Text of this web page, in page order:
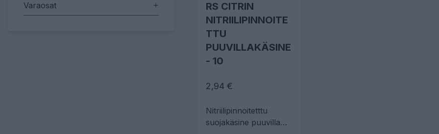
Varaosat
RS CITRIN
NITRIILIPINNOITE
TTU
PUUVILLAKÄSINE
- 10
2,94 €
Nitriilipinnoitetttu
suojakäsine puuvilla